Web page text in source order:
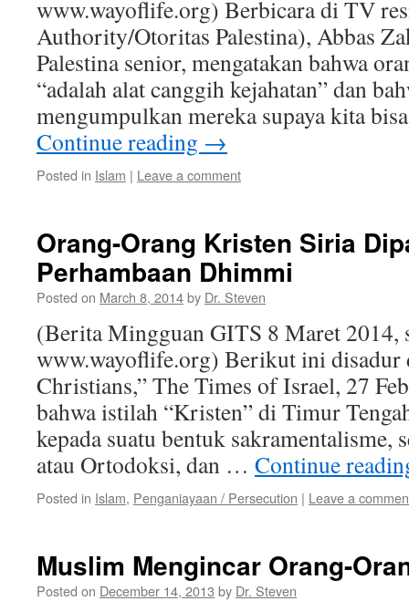
www.wayoflife.org) Berbicara di TV
Authority/Otoritas Palestina), Abbas
Palestina senior, mengatakan bahwa
“adalah alat canggih kejahatan” dan
mengumpulkan mereka supaya kita
Continue reading →
Posted in Islam | Leave a comment
Orang-Orang Kristen Siria
Perhambaan Dhimmi
Posted on March 8, 2014by Dr. Steven
(Berita Mingguan GITS 8 Maret 2014,
www.wayoflife.org) Berikut ini disadur
Christians,” The Times of Israel, 27
bahwa istilah “Kristen” di Timur
kepada suatu bentuk sakramentalisme,
atau Ortodoksi, dan … Continue
Posted in Islam, Penganiayaan / Persecution | Leave a
Muslim Mengincar Orang-
Posted on December 14, 2013 by Dr. Steven